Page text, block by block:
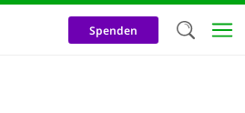
Spenden